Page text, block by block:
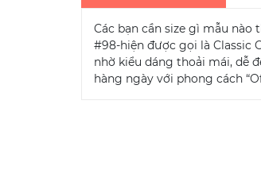
Các bạn cần size gì mẫu
#98-hiện được gọi là Classic
nhờ kiểu dáng thoải mái, dễ
hàng ngày với phong cách